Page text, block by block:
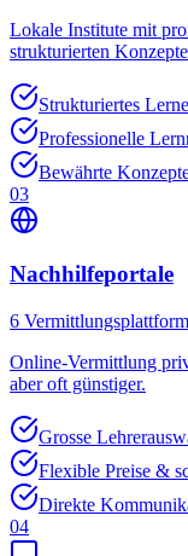
Lokale Institute mit
strukturierten
Strukturiertes
Professionelle
Bewährte
03
Nachhilfeportale
6
Online-Vermittlung
aber oft günstiger.
Grosse
Flexible Preise &
Direkte
04